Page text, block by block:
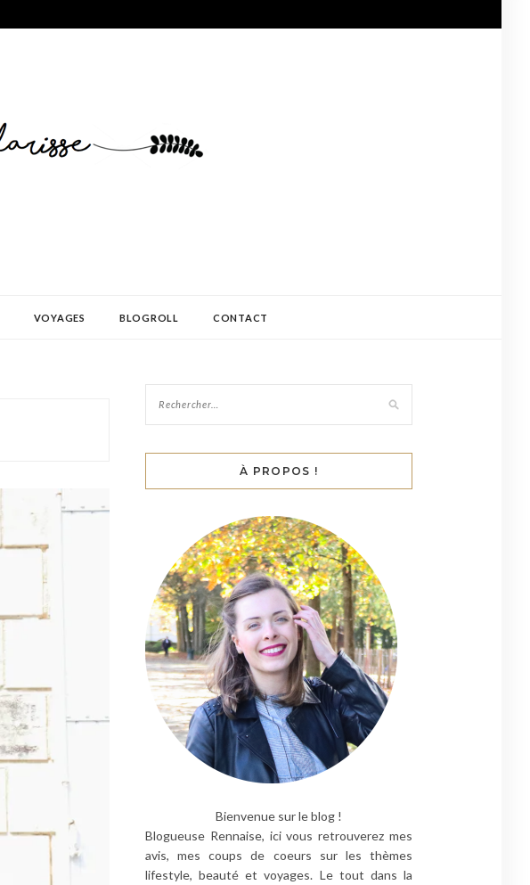
VOYAGES BLOGROLL CONTACT
À PROPOS !
Bienvenue sur le blog !
Blogueuse Rennaise, ici vous retrouverez mes
avis, mes coups de coeurs sur les thèmes
lifestyle, beauté et voyages. Le tout dans la